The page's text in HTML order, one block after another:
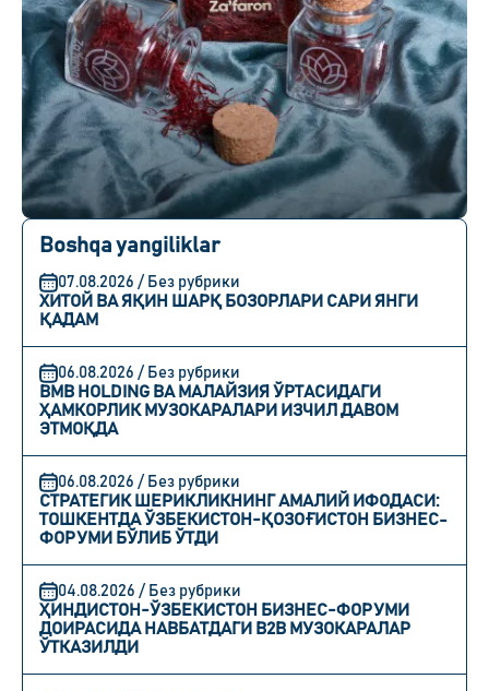
Boshqa yangiliklar
07.08.2026 / Без рубрики
ХИТОЙ ВА ЯҚИН ШАРҚ БОЗОРЛАРИ САРИ ЯНГИ
ҚАДАМ
06.08.2026 / Без рубрики
BMB HOLDING ВА МАЛАЙЗИЯ ЎРТАСИДАГИ
ҲАМКОРЛИК МУЗОКАРАЛАРИ ИЗЧИЛ ДАВОМ
ЭТМОҚДА
06.08.2026 / Без рубрики
СТРАТЕГИК ШЕРИКЛИКНИНГ АМАЛИЙ ИФОДАСИ:
ТОШКЕНТДА ЎЗБЕКИСТОН-ҚОЗОҒИСТОН БИЗНЕС-
ФОРУМИ БЎЛИБ ЎТДИ
04.08.2026 / Без рубрики
ҲИНДИСТОН-ЎЗБЕКИСТОН БИЗНЕС-ФОРУМИ
ДОИРАСИДА НАВБАТДАГИ B2B МУЗОКАРАЛАР
ЎТКАЗИЛДИ